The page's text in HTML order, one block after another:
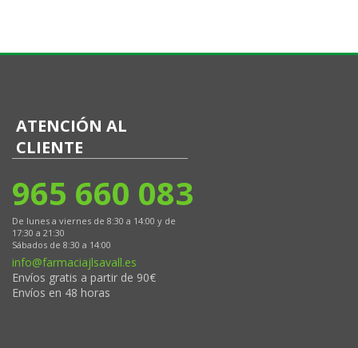
ATENCIÓN AL
CLIENTE
965 660 083
De lunes a viernes de 8:30 a 14:00 y de
17:30 a 21:30
Sábados de 8:30 a 14:00
info@farmaciajlsavall.es
Envíos gratis a partir de 90€
Envíos en 48 horas